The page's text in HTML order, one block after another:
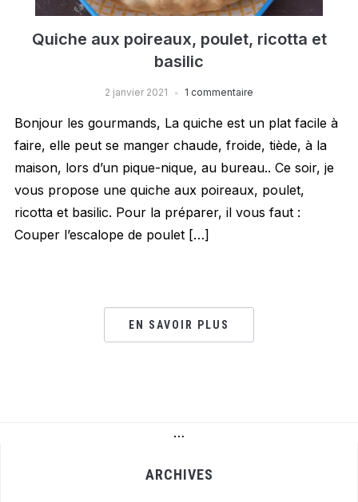
Quiche aux poireaux, poulet, ricotta et
basilic
2 janvier 2021 1 commentaire
Bonjour les gourmands, La quiche est un plat facile à
faire, elle peut se manger chaude, froide, tiède, à la
maison, lors d’un pique-nique, au bureau.. Ce soir, je
vous propose une quiche aux poireaux, poulet,
ricotta et basilic. Pour la préparer, il vous faut :
Couper l’escalope de poulet […]
EN SAVOIR PLUS
…
ARCHIVES